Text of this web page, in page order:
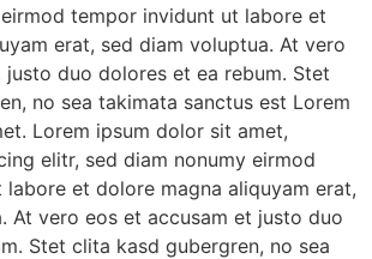
tempor invidunt ut labore et
erat, sed diam voluptua. At vero
duo dolores et ea rebum. Stet
no sea takimata sanctus est Lorem
Lorem ipsum dolor sit amet,
elitr, sed diam nonumy eirmod
et dolore magna aliquyam erat,
At vero eos et accusam et justo duo
Stet clita kasd gubergren, no sea